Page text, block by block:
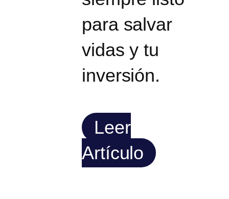
para salvar
vidas y tu
inversión.
Leer
Artículo